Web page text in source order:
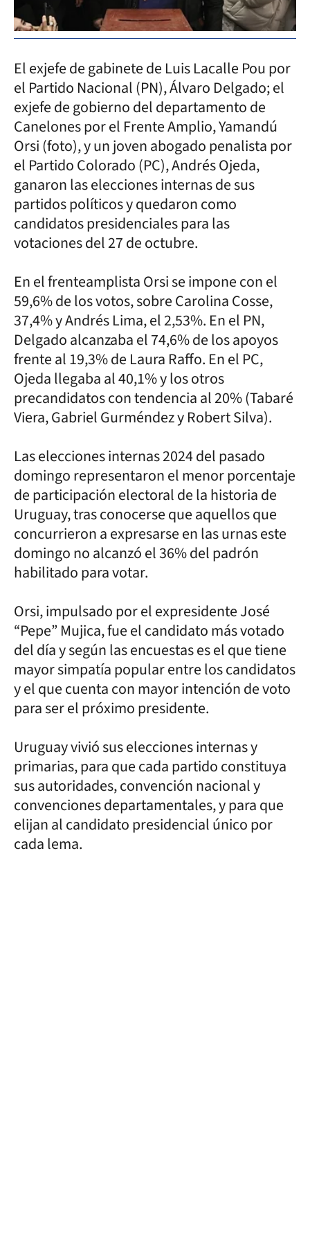
El exjefe de gabinete de Luis Lacalle Pou por
el Partido Nacional (PN), Álvaro Delgado; el
exjefe de gobierno del departamento de
Canelones por el Frente Amplio, Yamandú
Orsi (foto), y un joven abogado penalista por
el Partido Colorado (PC), Andrés Ojeda,
ganaron las elecciones internas de sus
partidos políticos y quedaron como
candidatos presidenciales para las
votaciones del 27 de octubre.
En el frenteamplista Orsi se impone con el
59,6% de los votos, sobre Carolina Cosse,
37,4% y Andrés Lima, el 2,53%. En el PN,
Delgado alcanzaba el 74,6% de los apoyos
frente al 19,3% de Laura Raffo. En el PC,
Ojeda llegaba al 40,1% y los otros
precandidatos con tendencia al 20% (Tabaré
Viera, Gabriel Gurméndez y Robert Silva).
Las elecciones internas 2024 del pasado
domingo representaron el menor porcentaje
de participación electoral de la historia de
Uruguay, tras conocerse que aquellos que
concurrieron a expresarse en las urnas este
domingo no alcanzó el 36% del padrón
habilitado para votar.
Orsi, impulsado por el expresidente José
“Pepe” Mujica, fue el candidato más votado
del día y según las encuestas es el que tiene
mayor simpatía popular entre los candidatos
y el que cuenta con mayor intención de voto
para ser el próximo presidente.
Uruguay vivió sus elecciones internas y
primarias, para que cada partido constituya
sus autoridades, convención nacional y
convenciones departamentales, y para que
elijan al candidato presidencial único por
cada lema.